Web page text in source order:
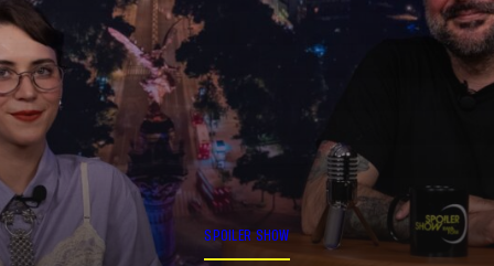
SPOILER SHOW